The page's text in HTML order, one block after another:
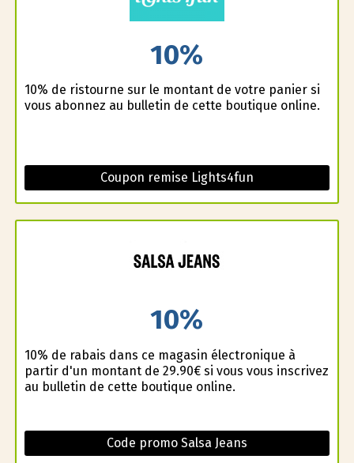
10%
10% de ristourne sur le montant de votre panier si
vous abonnez au bulletin de cette boutique online.
Coupon remise Lights4fun
10%
10% de rabais dans ce magasin électronique à
partir d'un montant de 29.90€ si vous vous inscrivez
au bulletin de cette boutique online.
Code promo Salsa Jeans